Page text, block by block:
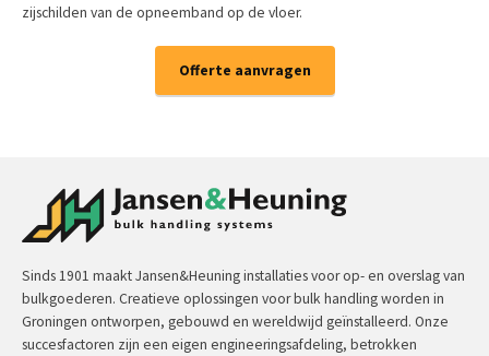
zijschilden van de opneemband op de vloer.
Offerte aanvragen
Sinds 1901 maakt Jansen&Heuning installaties voor op- en overslag van
bulkgoederen. Creatieve oplossingen voor bulk handling worden in
Groningen ontworpen, gebouwd en wereldwijd geïnstalleerd. Onze
succesfactoren zijn een eigen engineeringsafdeling, betrokken